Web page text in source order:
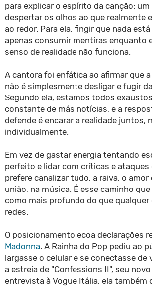
para explicar o espírito da canção: um
despertar os olhos ao que realmente
ao redor. Para ela, fingir que nada
apenas consumir mentiras enquanto
senso de realidade não funciona.
A cantora foi enfática ao afirmar que
não é simplesmente desligar e fugir
Segundo ela, estamos todos
constante de más notícias, e a
defende é encarar a realidade juntos,
individualmente.
Em vez de gastar energia tentando
perfeito e lidar com críticas e ataques
prefere canalizar tudo, a raiva, o amor
união, na música. É esse caminho
como mais profundo do que qualquer
redes.
O posicionamento ecoa declarações
Madonna. A Rainha do Pop pediu ao
largasse o celular e se conectasse de
a estreia de "Confessions II", seu
entrevista à Vogue Itália, ela também